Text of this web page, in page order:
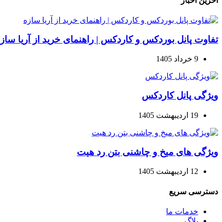
تفاوت پانل بوردکس و کاردکس | راهنمای خرید از آریا
9 خرداد 1405
ویژگی پانل کاردکس
19 اردیبهشت 1405
ویژگی های میخ و چاشنی بتن رد هیت
12 اردیبهشت 1405
دسترسی سریع
خدمات ما